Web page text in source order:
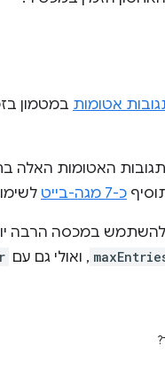
אטומות במטמון
האטומות האלה
כ-7 מגה-בייט
להשתמש במכסה הרבה
, ואולי גם עם